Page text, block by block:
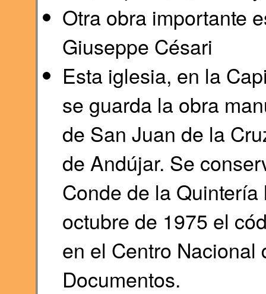
Otra obra importante
Giuseppe Césari
Esta iglesia, en la
se guarda la obra
de San Juan de la
de Andújar. Se
Conde de la
octubre de 1975 el
en el Centro
Documentos.